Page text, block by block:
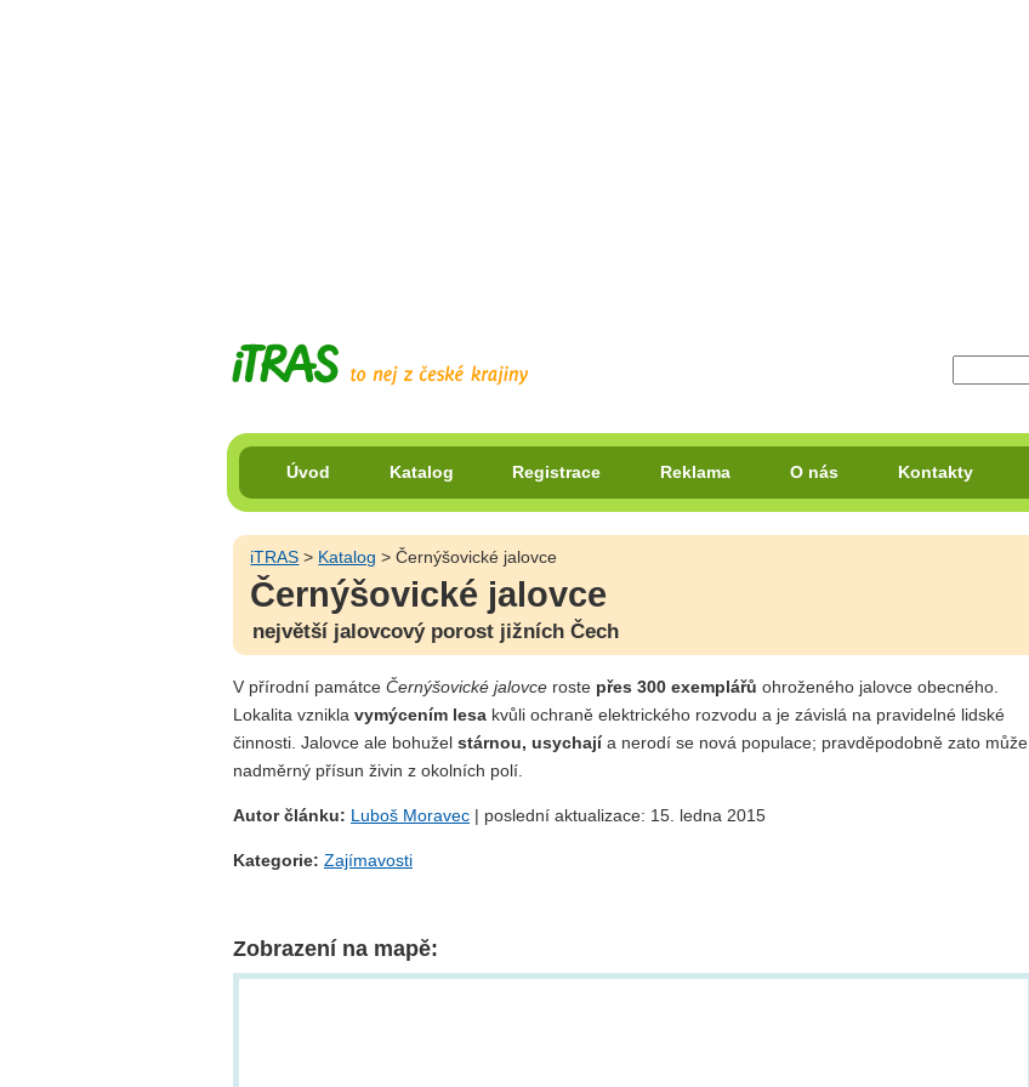
Úvod Katalog Registrace Reklama O nás Kontakty
iTRAS > Katalog > Černýšovické jalovce
Černýšovické jalovce
největší jalovcový porost jižních Čech
V přírodní památce Černýšovické jalovce roste přes 300 exemplářů ohroženého jalovce obecného.
Lokalita vznikla vymýcením lesa kvůli ochraně elektrického rozvodu a je závislá na pravidelné lidské
činnosti. Jalovce ale bohužel stárnou, usychajía nerodí se nová populace; pravděpodobně zato může
nadměrný přísun živin z okolních polí.
Autor článku: Luboš Moravec | poslední aktualizace: 15. ledna 2015
Kategorie: Zajímavosti
Zobrazení na mapě: